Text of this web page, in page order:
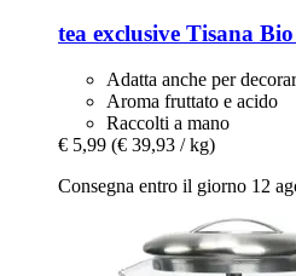
tea exclusive Tisana
Adatta anche per
Aroma fruttato e acido
Raccolti a mano
€ 5,99 (€ 39,93 / kg)
Consegna entro il giorno 12